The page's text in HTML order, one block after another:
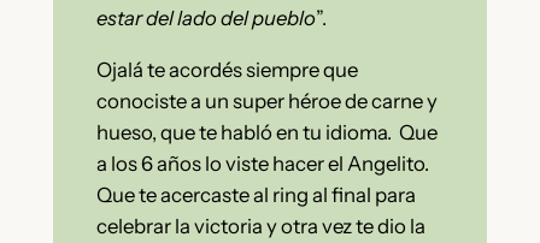
estar del lado del pueblo”.
Ojalá te acordés siempre que
conociste a un super héroe de carne y
hueso, que te habló en tu idioma. Que
a los 6 años lo viste hacer el Angelito.
Que te acercaste al ring al final para
celebrar la victoria y otra vez te dio la